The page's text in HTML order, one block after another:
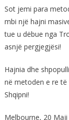
Sot jemi para
mbi një hajni
tue u dëbue nga
asnjë pergjegjësi!
Hajnia dhe
në metoden e re të
Shqipni!
Melbourne, 20 Maji